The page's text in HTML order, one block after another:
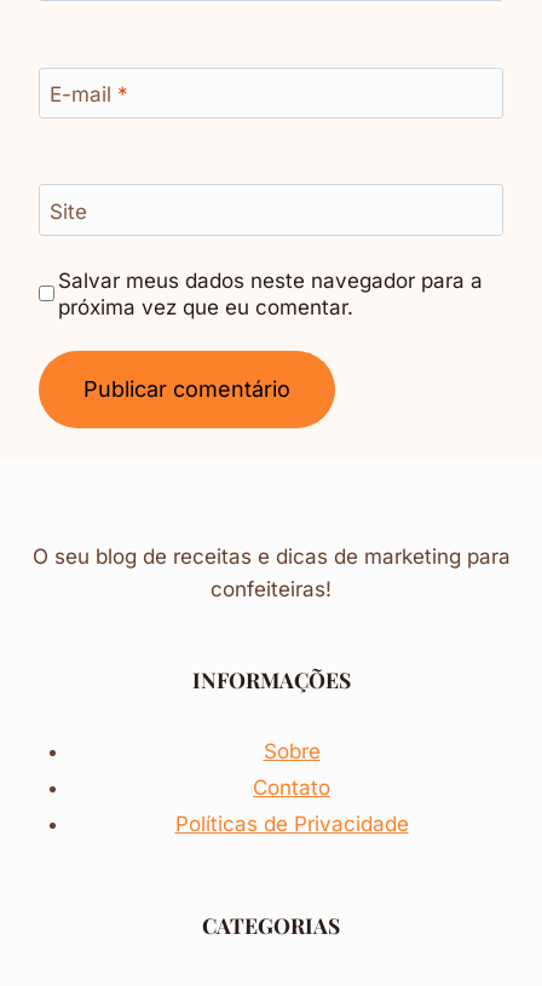
E-mail *
Site
Salvar meus dados neste navegador para a
próxima vez que eu comentar.
O seu blog de receitas e dicas de marketing para
confeiteiras!
INFORMAÇÕES
Sobre
Contato
Políticas de Privacidade
CATEGORIAS